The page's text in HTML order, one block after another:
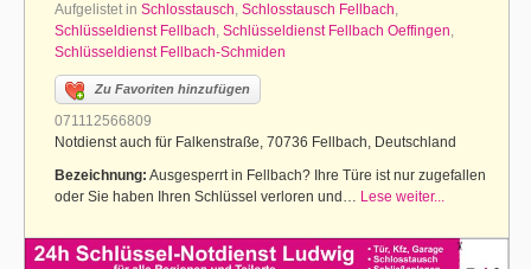
Aufgelistet in Schlosstausch, Schlosstausch Fellbach,
Schlüsseldienst Fellbach, Schlüsseldienst Fellbach Oeffingen,
Schlüsseldienst Fellbach-Schmiden
Zu Favoriten hinzufügen
071112566809
Notdienst auch für Falkenstraße, 70736 Fellbach, Deutschland
Bezeichnung: Ausgesperrt in Fellbach? Ihre Türe ist nur zugefallen
oder Sie haben Ihren Schlüssel verloren und… Lese weiter...